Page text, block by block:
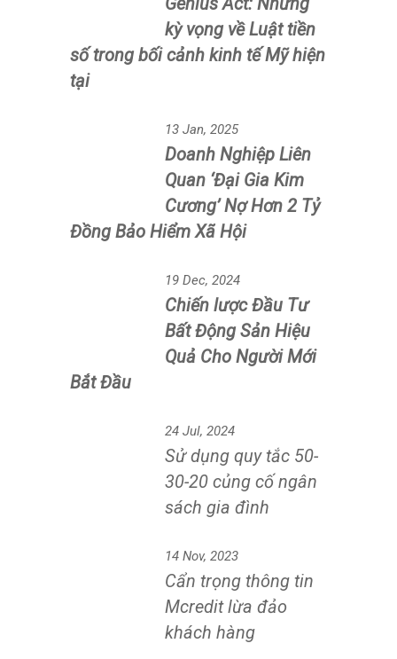
About the Author
Tuyet Bang
Related Posts
Tổng thống Mỹ ký
Genius Act: Những
kỳ vọng về Luật tiền
số trong bối cảnh kinh tế Mỹ hiện
13 Jan, 2025
Doanh Nghiệp Liên
Quan ‘Đại Gia Kim